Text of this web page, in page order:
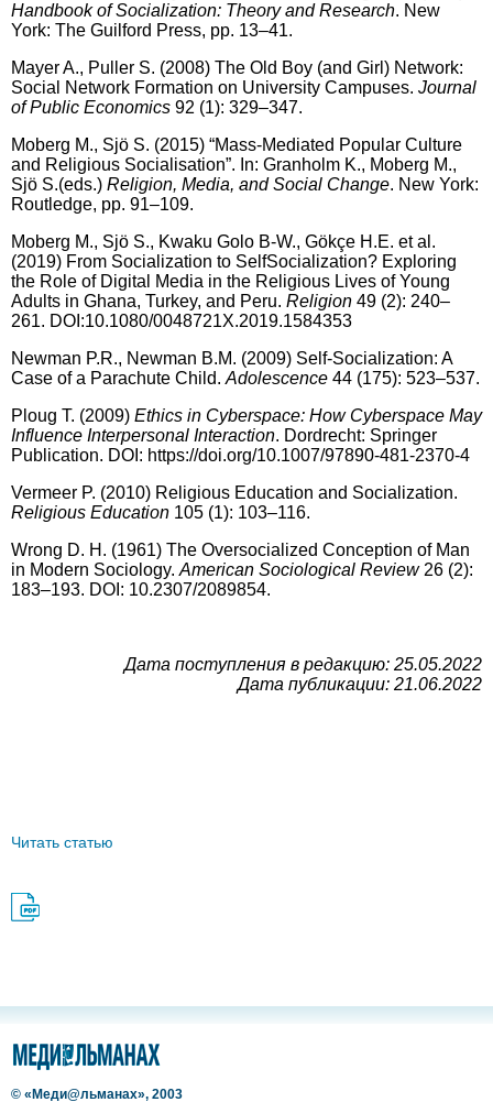
Handbook of Socialization: Theory and Research. New
York: The Guilford Press, pp. 13–41.
Mayer A., Puller S. (2008) The Old Boy (and Girl) Network:
Social Network Formation on University Campuses. Journal
of Public Economics 92 (1): 329–347.
Moberg M., Sjö S. (2015) “Mass-Mediated Popular Culture
and Religious Socialisation”. In: Granholm K., Moberg M.,
Sjö S.(eds.) Religion, Media, and Social Change. New York:
Routledge, pp. 91–109.
Moberg M., Sjö S., Kwaku Golo B-W., Gökçe H.E. et al.
(2019) From Socialization to SelfSocialization? Exploring
the Role of Digital Media in the Religious Lives of Young
Adults in Ghana, Turkey, and Peru. Religion 49 (2): 240–
261. DOI:10.1080/0048721X.2019.1584353
Newman P.R., Newman B.M. (2009) Self-Socialization: A
Case of a Parachute Child. Adolescence 44 (175): 523–537.
Ploug T. (2009) Ethics in Cyberspace: How Cyberspace May
Influence Interpersonal Interaction. Dordrecht: Springer
Publication. DOI: https://doi.org/10.1007/97890-481-2370-4
Vermeer P. (2010) Religious Education and Socialization.
Religious Education 105 (1): 103–116.
Wrong D. H. (1961) The Oversocialized Conception of Man
in Modern Sociology. American Sociological Review 26 (2):
183–193. DOI: 10.2307/2089854.
Дата поступления в редакцию: 25.05.2022
Дата публикации: 21.06.2022
Читать статью
© «Меди@льманах», 2003